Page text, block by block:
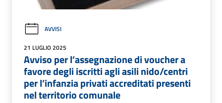
AVVISI
21 LUGLIO 2025
Avviso per l’assegnazione di voucher a
favore degli iscritti agli asili nido/centri
per l’infanzia privati accreditati presenti
nel territorio comunale